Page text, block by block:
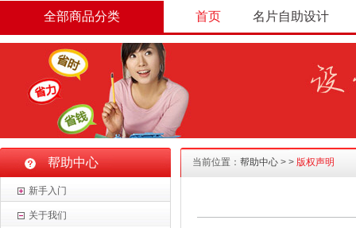
全部商品分类 首页 名片自助设计
帮助中心
新手入门
关于我们
当前位置： 帮助中心 > > 版权声明